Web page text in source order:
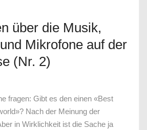
über die Musik,
Mikrofone auf der
(Nr. 2)
fragen: Gibt es den einen «Best
Nach der Meinung der
in Wirklichkeit ist die Sache ja